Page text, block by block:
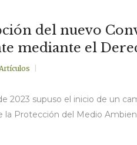
del nuevo
mediante el
Artículos
2023 supuso el inicio de un
la Protección del Medio